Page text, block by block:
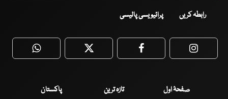
رابطہ کریں پرائیویسی پالیسی
WhatsApp Twitter Facebook
صفحۂ اول تازہ ترین
پاکستان